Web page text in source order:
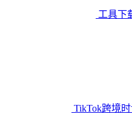
工具下
TikTok跨境